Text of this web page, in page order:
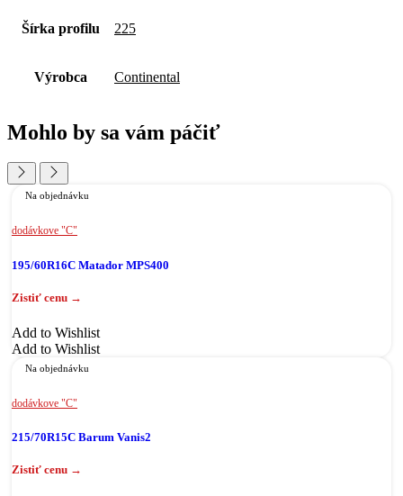
Šírka profilu 225
Výrobca Continental
Mohlo by sa vám páčiť
Na objednávku
dodávkove "C"
195/60R16C Matador MPS400
Add to Wishlist
Add to Wishlist
Na objednávku
dodávkove "C"
215/70R15C Barum Vanis2